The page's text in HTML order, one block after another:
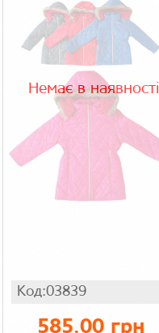
Немає в наявності
Код:03839
585.00 грн